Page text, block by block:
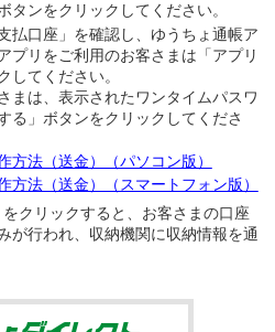
タンをクリックしてください。
払口座」を確認し、ゆうちょ通帳ア
プリをご利用のお客さまは「アプリ
してください。
まは、表示されたワンタイムパスワ
る」ボタンをクリックしてくださ
方法（送金）（パソコン版）
方法（送金）（スマートフォン版）
クリックすると、お客さまの口座
が行われ、収納機関に収納情報を通